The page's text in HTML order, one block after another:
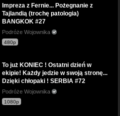
Impreza z Fernie... Pożegnanie z
Tajlandią (trochę patologia)
BANGKOK #27
Podróże Wojownika
480p
To już KONIEC ! Ostatni dzień w
ekipie! Każdy jedzie w swoją stronę...
Dzięki chłopaki ! SERBIA #72
Podróże Wojownika
1080p